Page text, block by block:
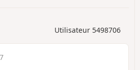
Utilisateur 5498706